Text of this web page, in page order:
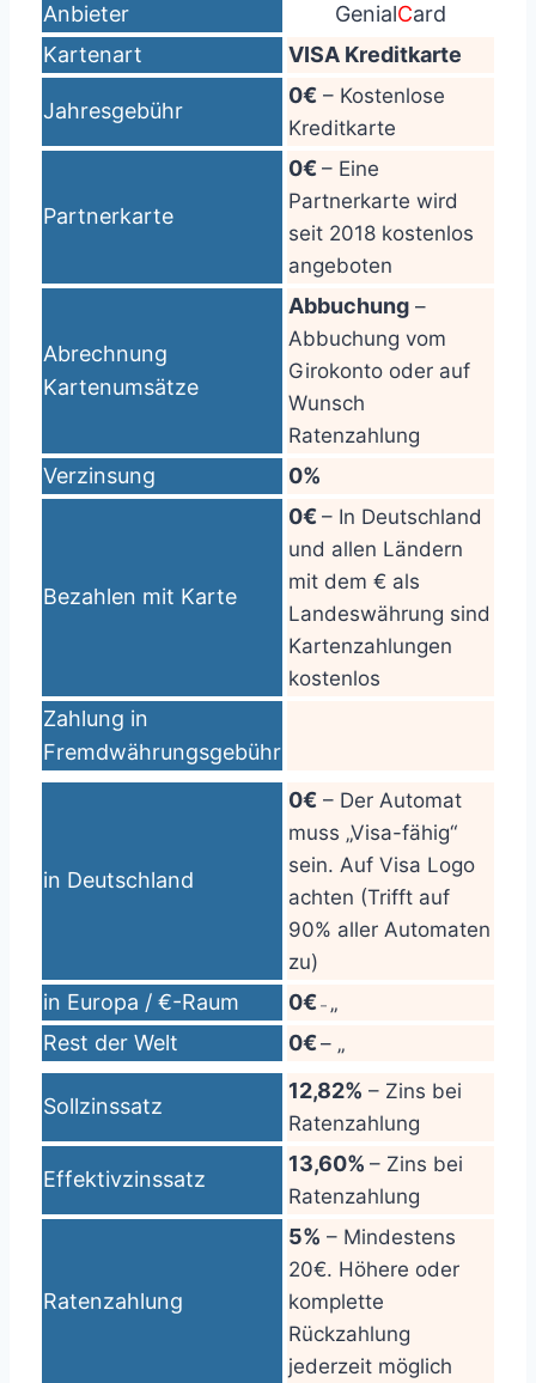
Anbieter GenialCard
Kartenart
VISA Kreditkarte
Jahresgebühr
0€ – Kostenlose
Kreditkarte
Partnerkarte
0€ – Eine
Partnerkarte wird
seit 2018 kostenlos
angeboten
Abrechnung
Kartenumsätze
Abbuchung –
Abbuchung vom
Girokonto oder auf
Wunsch
Ratenzahlung
Verzinsung 0%
Bezahlen mit Karte
0€ – In Deutschland
und allen Ländern
mit dem € als
Landeswährung sind
Kartenzahlungen
kostenlos
Zahlung in
Fremdwährungsgebühr
in Deutschland
0€ – Der Automat
muss „Visa-fähig“
sein. Auf Visa Logo
achten (Trifft auf
90% aller Automaten
zu)
in Europa / €-Raum 0€ – „
Rest der Welt 0€ – „
Sollzinssatz
12,82% – Zins bei
Ratenzahlung
Effektivzinssatz
13,60% – Zins bei
Ratenzahlung
Ratenzahlung
5% – Mindestens
20€. Höhere oder
komplette
Rückzahlung
jederzeit möglich